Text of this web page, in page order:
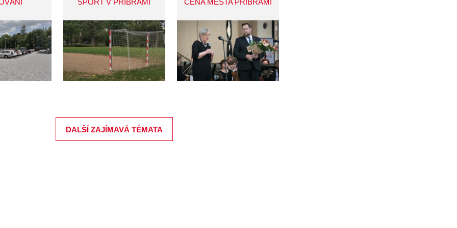
SPORT V PŘÍBRAMI CENA MĚSTA PŘÍBRAMI
DALŠÍ ZAJÍMAVÁ TÉMATA